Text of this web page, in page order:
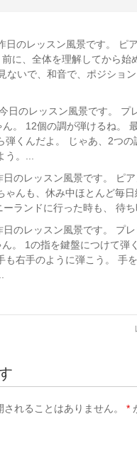
日のレッスン風景です。 ピ
に、全体を理解してから始
ないで、和音で、ポジショ
日のレッスン風景です。 プ
。 12個の調が弾けるね。
弾くんだよ。 じゃあ、2つの
。...
日のレッスン風景です。 ピ
ゃんも、休み中ほとんど毎
ーランドに行った時も、 待ち
日のレッスン風景です。 プ
。 1の指を鍵盤につけて弾
も右手のように弾こう。 手
れることはありません。 *